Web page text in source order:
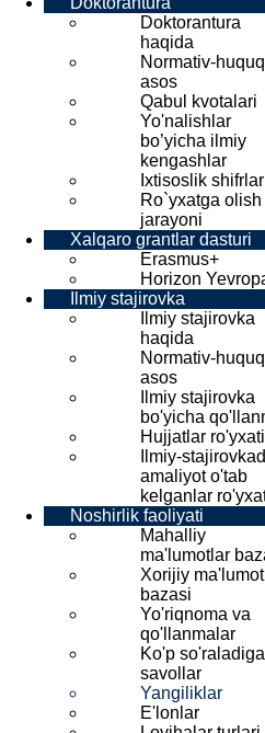
Doktorantura
haqida
Normativ-
asos
Qabul kvotalari
Yo'nalishlar
bo’yicha ilmiy
kengashlar
Ixtisoslik
Ro`yxatga olish
jarayoni
Xalqaro grantlar dasturi
Erasmus+
Horizon
Ilmiy stajirovka
Ilmiy stajirovka
haqida
Normativ-
asos
Ilmiy stajirovka
bo'yicha
Hujjatlar ro'yxati
Ilmiy-
amaliyot o'tab
kelganlar
Noshirlik faoliyati
Mahalliy
ma'lumotlar
Xorijiy
bazasi
Yo'riqnoma va
qo'llanmalar
Ko'p
savollar
Yangiliklar
E'lonlar